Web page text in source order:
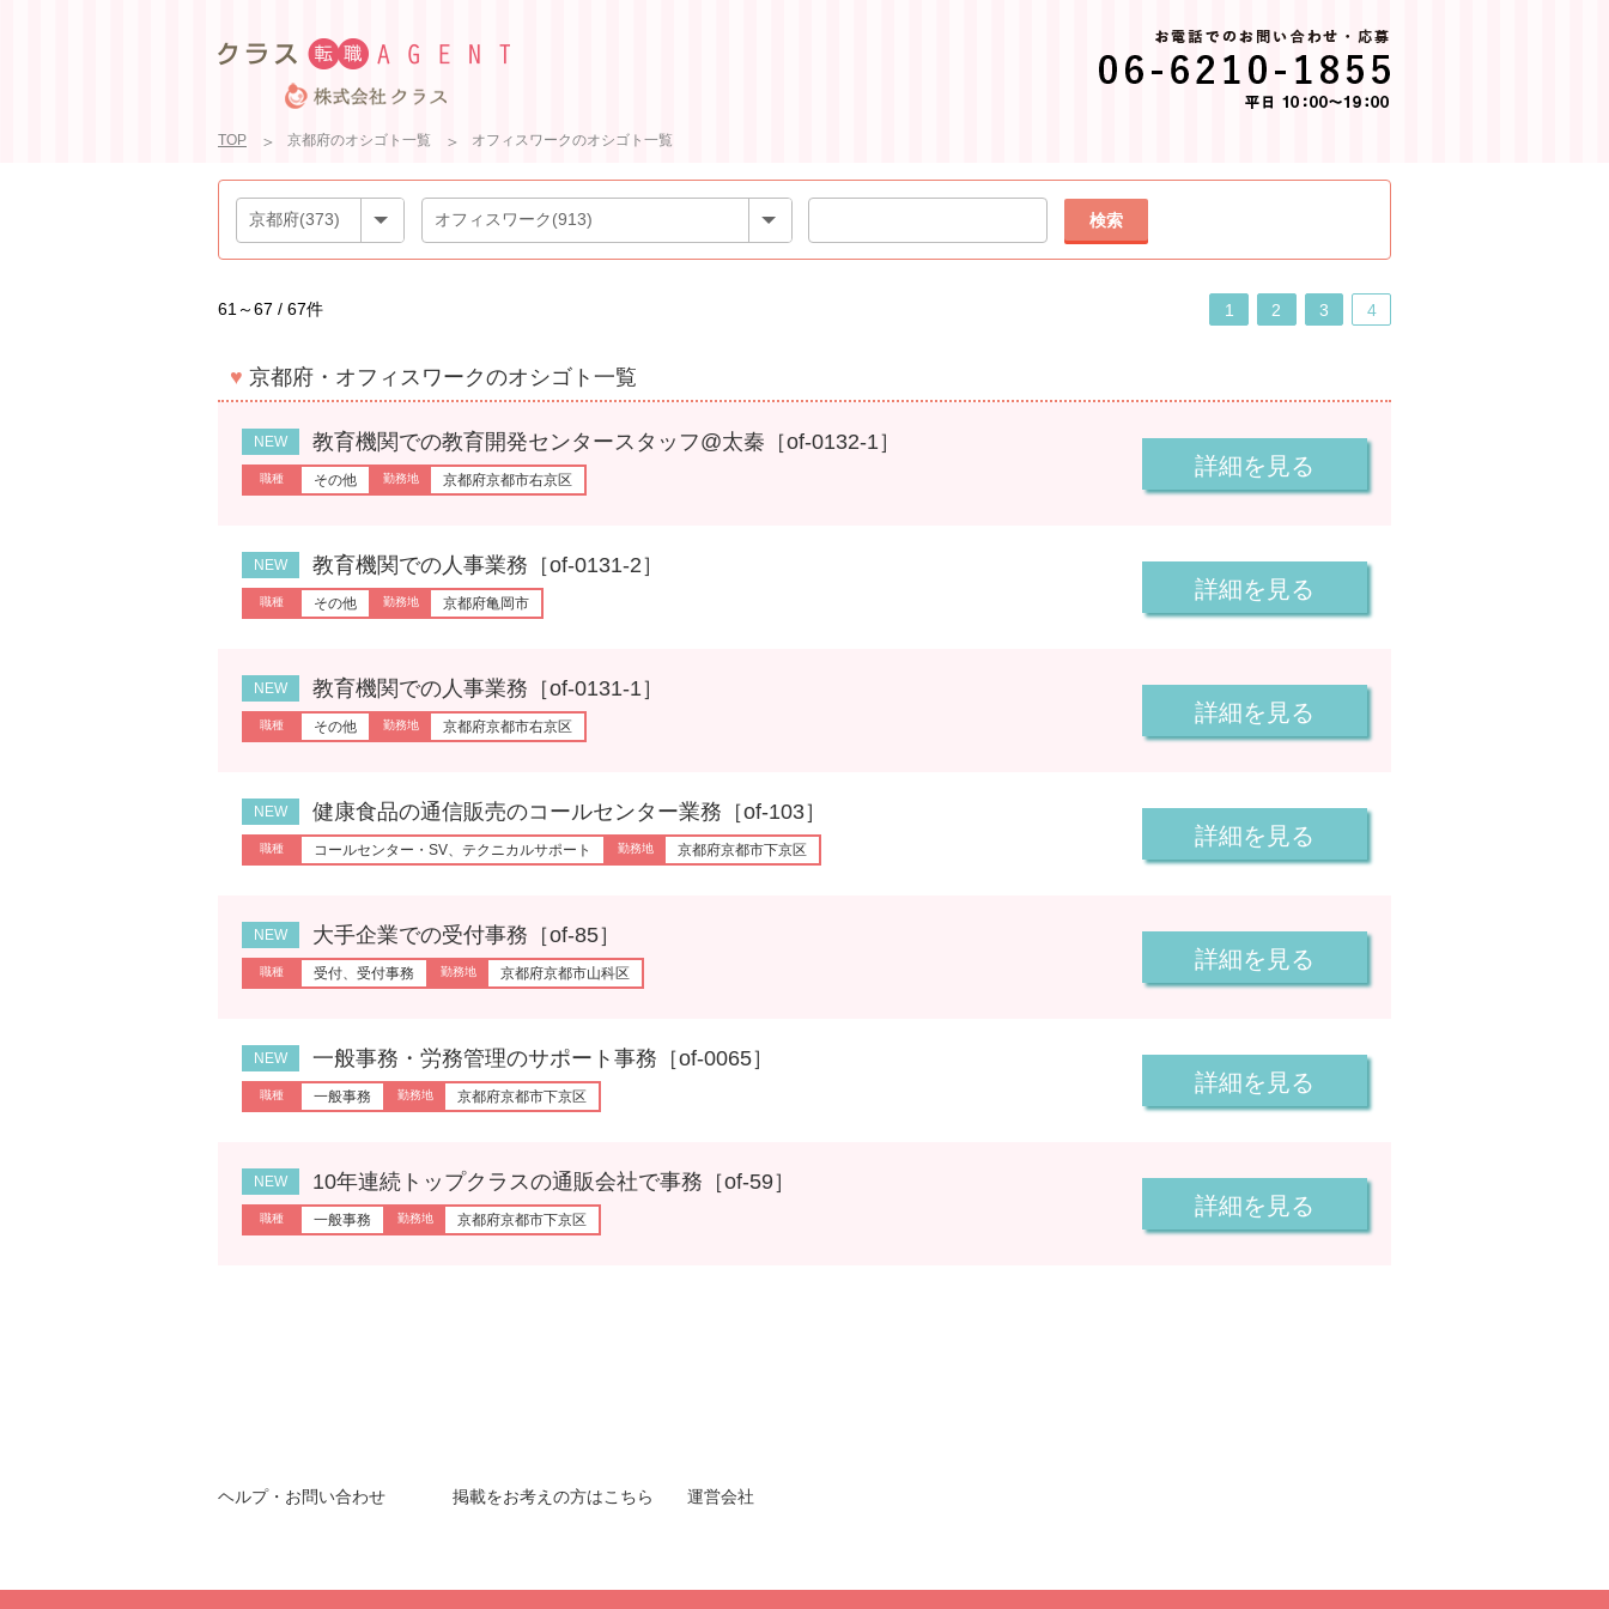
TOP 京都府のオシゴト一覧 オフィスワークのオシゴト一覧
検索
61～67 / 67件 1 2 3 4
♥ 京都府・オフィスワークのオシゴト一覧
教育機関での教育開発センタースタッフ@太秦［of-0132-1］
その他 京都府京都市右京区
詳細を見る
教育機関での人事業務［of-0131-2］
その他 京都府亀岡市
詳細を見る
教育機関での人事業務［of-0131-1］
その他 京都府京都市右京区
詳細を見る
健康食品の通信販売のコールセンター業務［of-103］
コールセンター・SV、テクニカルサポート 京都府京都市下京区
詳細を見る
大手企業での受付事務［of-85］
受付、受付事務 京都府京都市山科区
詳細を見る
一般事務・労務管理のサポート事務［of-0065］
一般事務 京都府京都市下京区
詳細を見る
10年連続トップクラスの通販会社で事務［of-59］
一般事務 京都府京都市下京区
詳細を見る
ヘルプ・お問い合わせ 掲載をお考えの方はこちら 運営会社